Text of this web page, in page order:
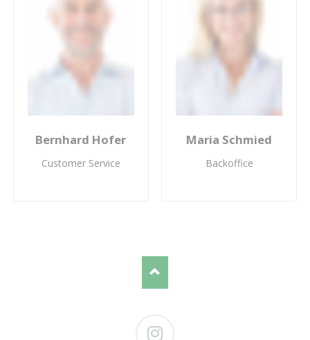
Bernhard Hofer
Customer Service
Maria Schmied
Backoffice